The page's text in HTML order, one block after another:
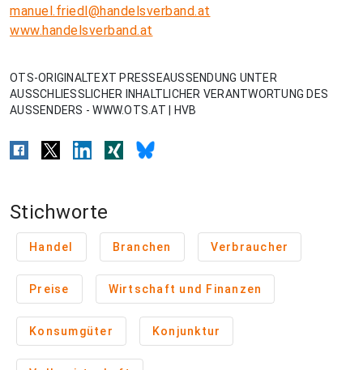
manuel.friedl@handelsverband.at
www.handelsverband.at
OTS-ORIGINALTEXT PRESSEAUSSENDUNG UNTER
AUSSCHLIESSLICHER INHALTLICHER VERANTWORTUNG DES
AUSSENDERS - WWW.OTS.AT | HVB
Stichworte
Handel Branchen Verbraucher
Preise Wirtschaft und Finanzen
Konsumgüter Konjunktur